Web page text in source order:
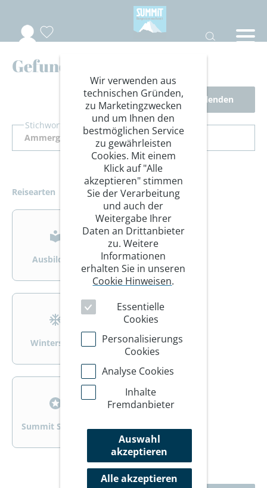
Gefundene Reisen
Filter ausblenden
Stichwort Suche
Reisearten
>
Ausbildung
>
Bergsteigen
>
Wintersport Wandern/Trekking
>
Summit Specials Rad
Wir verwenden aus
technischen Gründen,
zu Marketingzwecken
und um Ihnen den
bestmöglichen Service
zu gewährleisten
Cookies. Mit einem
Klick auf "Alle
akzeptieren" stimmen
Sie der Verarbeitung
und auch der
Weitergabe Ihrer
Daten an Drittanbieter
zu. Weitere
Informationen
erhalten Sie in unseren
Cookie Hinweisen.
Essentielle
Cookies
Personalisierungs
Cookies
Analyse Cookies
Inhalte
Fremdanbieter
Auswahl
akzeptieren
Alle akzeptieren